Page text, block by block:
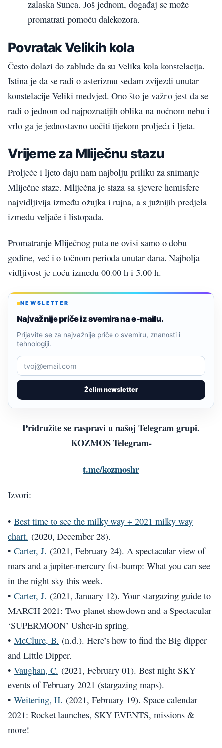
zalaska Sunca. Još jednom, događaj se može
promatrati pomoću dalekozora.
Povratak Velikih kola
Često dolazi do zablude da su Velika kola konstelacija.
Istina je da se radi o asterizmu sedam zvijezdi unutar
konstelacije Veliki medvjed. Ono što je važno jest da se
radi o jednom od najpoznatijih oblika na noćnom nebu i
vrlo ga je jednostavno uočiti tijekom proljeća i ljeta.
Vrijeme za Mliječnu stazu
Proljeće i ljeto daju nam najbolju priliku za snimanje
Mliječne staze. Mliječna je staza sa sjevere hemisfere
najvidljivija između ožujka i rujna, a s južnijih predjela
između veljače i listopada.
Promatranje Mliječnog puta ne ovisi samo o dobu
godine, već i o točnom perioda unutar dana. Najbolja
vidljivost je noću između 00:00 h i 5:00 h.
NEWSLETTER
Najvažnije priče iz svemira na e-mailu.
Želim newsletter
Prijavite se za najvažnije priče o svemiru, znanosti i
tehnologiji.
Pridružite se raspravi u našoj Telegram grupi.
KOZMOS Telegram-
t.me/kozmoshr
Izvori:
• Best time to see the milky way + 2021 milky way
chart. (2020, December 28).
• Carter, J. (2021, February 24). A spectacular view of
mars and a jupiter-mercury fist-bump: What you can see
in the night sky this week.
• Carter, J. (2021, January 12). Your stargazing guide to
MARCH 2021: Two-planet showdown and a Spectacular
‘SUPERMOON’ Usher-in spring.
• McClure, B. (n.d.). Here’s how to find the Big dipper
and Little Dipper.
• Vaughan, C. (2021, February 01). Best night SKY
events of February 2021 (stargazing maps).
• Weitering, H. (2021, February 19). Space calendar
2021: Rocket launches, SKY EVENTS, missions &
more!